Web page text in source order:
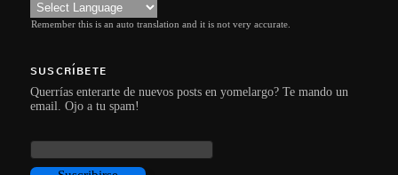
Remember this is an auto translation and it is not very accurate.
SUSCRÍBETE
Querrías enterarte de nuevos posts en yomelargo? Te mando un
email. Ojo a tu spam!